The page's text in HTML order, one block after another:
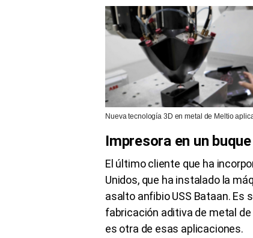
Nueva tecnología 3D en metal de Meltio
Impresora en un
El último cliente que ha
Unidos, que ha instalado la
asalto anfibio USS Bataan. Es
fabricación aditiva de metal de
es otra de esas aplicaciones.